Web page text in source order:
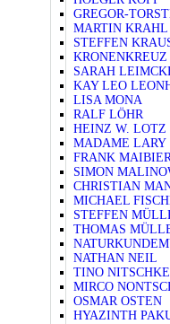
GREGOR-
MARTIN KRAHL
STEFFEN
KRONENKREUZ
SARAH
KAY LEO
LISA MONA
RALF LÖHR
HEINZ W. LOTZ
MADAME LARY
FRANK
SIMON
CHRISTIAN
MICHAEL
STEFFEN
THOMAS
NATHAN NEIL
TINO NITSCHKE
MIRCO
OSMAR OSTEN
HYAZINTH